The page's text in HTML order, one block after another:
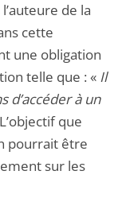
de la
cette
une obligation
telle que : « Il
d’accéder à un
que
pourrait être
sur les